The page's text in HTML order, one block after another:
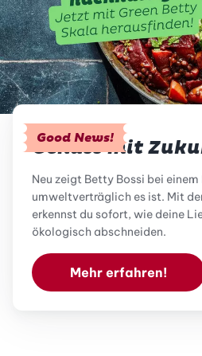
Good News!
Genuss mit
Neu zeigt Betty Bossi bei einem
umweltverträglich es ist. Mit
erkennst du sofort, wie deine
ökologisch abschneiden.
Mehr erfahren!